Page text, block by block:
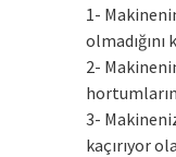
1-
2-
3-
kaçırıyor